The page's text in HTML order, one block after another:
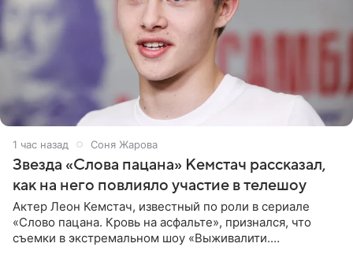
1 час назад Соня Жарова
Звезда «Слова пацана» Кемстач рассказал,
как на него повлияло участие в телешоу
Актер Леон Кемстач, известный по роли в сериале
«Слово пацана. Кровь на асфальте», признался, что
съемки в экстремальном шоу «Выживалити.